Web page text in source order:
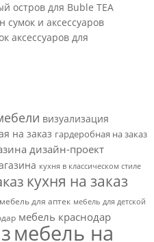
остров для Buble TEA
и аксессуаров
аксессуаров для
визуализация
на заказ гардеробная на заказ
дизайн-проект
кухня в классическом стиле
кухня на заказ
мебель для аптек мебель для детской
мебель краснодар
мебель на